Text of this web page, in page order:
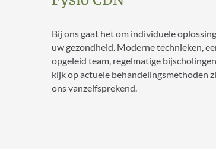
Bij ons gaat het om individuele
uw gezondheid. Moderne technieken,
opgeleid team, regelmatige
kijk op actuele behandelingsmethoden
ons vanzelfsprekend.